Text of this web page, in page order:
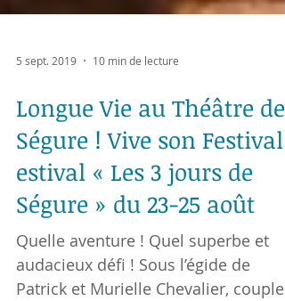
5 sept. 2019 10 min de lecture
Longue Vie au Théâtre de
Ségure ! Vive son Festival
estival « Les 3 jours de
Ségure » du 23-25 août